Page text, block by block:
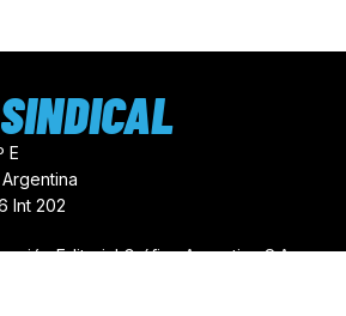
E
Int 202
Editorial Gráfica Argentina S.A.
SINDICAL